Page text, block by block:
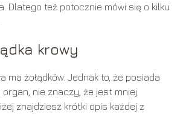
Dlatego też potocznie mówi się o kilku
krowy
ma żołądków. Jednak to, że posiada
nie znaczy, że jest mniej
znajdziesz krótki opis każdej z